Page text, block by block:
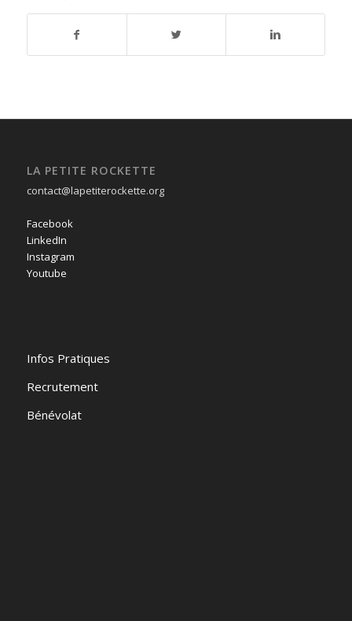
LA PETITE ROCKETTE
contact@lapetiterockette.org
Facebook
LinkedIn
Instagram
Youtube
Infos Pratiques
Recrutement
Bénévolat